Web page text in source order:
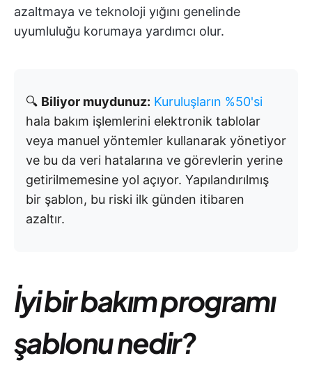
azaltmaya ve teknoloji yığını genelinde
uyumluluğu korumaya yardımcı olur.
🔍 Biliyor muydunuz: Kuruluşların %50'si
hala bakım işlemlerini elektronik tablolar
veya manuel yöntemler kullanarak yönetiyor
ve bu da veri hatalarına ve görevlerin yerine
getirilmemesine yol açıyor. Yapılandırılmış
bir şablon, bu riski ilk günden itibaren
azaltır.
İyi bir bakım programı
şablonu nedir?